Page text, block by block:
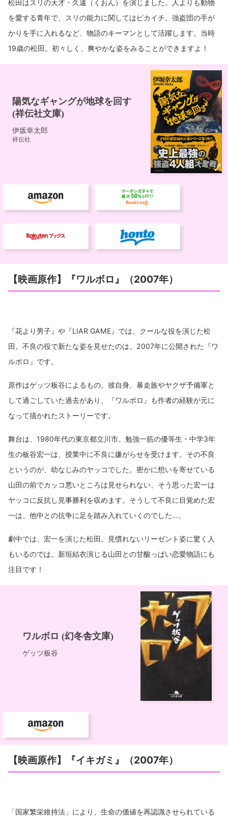
松田はスリの天才・久遠（くおん）を演じました。人よりも動物
を愛する青年で、スリの能力に関してはピカイチ。強盗団の手が
かりを手に入れるなど、物語のキーマンとして活躍します。当時
19歳の松田。初々しく、爽やかな姿をみることができますよ！
【映画原作】『ワルボロ』（2007年）
『花より男子』や『LIAR GAME』では、クールな役を演じた松
田。不良の役で新たな姿を見せたのは、2007年に公開された『ワ
ルボロ』です。
原作はゲッツ板谷によるもの。彼自身、暴走族やヤクザ予備軍と
して過ごしていた過去があり、『ワルボロ』も作者の経験が元に
なって描かれたストーリーです。
舞台は、1980年代の東京都立川市。勉強一筋の優等生・中学3年
生の板谷宏一は、授業中に不良に嫌がらせを受けます。その不良
というのが、幼なじみのヤッコでした。密かに想いを寄せている
山田の前でカッコ悪いところは見せられない、そう思った宏一は
ヤッコに反抗し見事勝利を収めます。そうして不良に目覚めた宏
一は、他中との抗争に足を踏み入れていくのでした…。
劇中では、宏一を演じた松田。見慣れないリーゼント姿に驚く人
もいるのでは。新垣結衣演じる山田との甘酸っぱい恋愛物語にも
注目です！
【映画原作】『イキガミ』（2007年）
「国家繁栄維持法」により、生命の価値を再認識させられている